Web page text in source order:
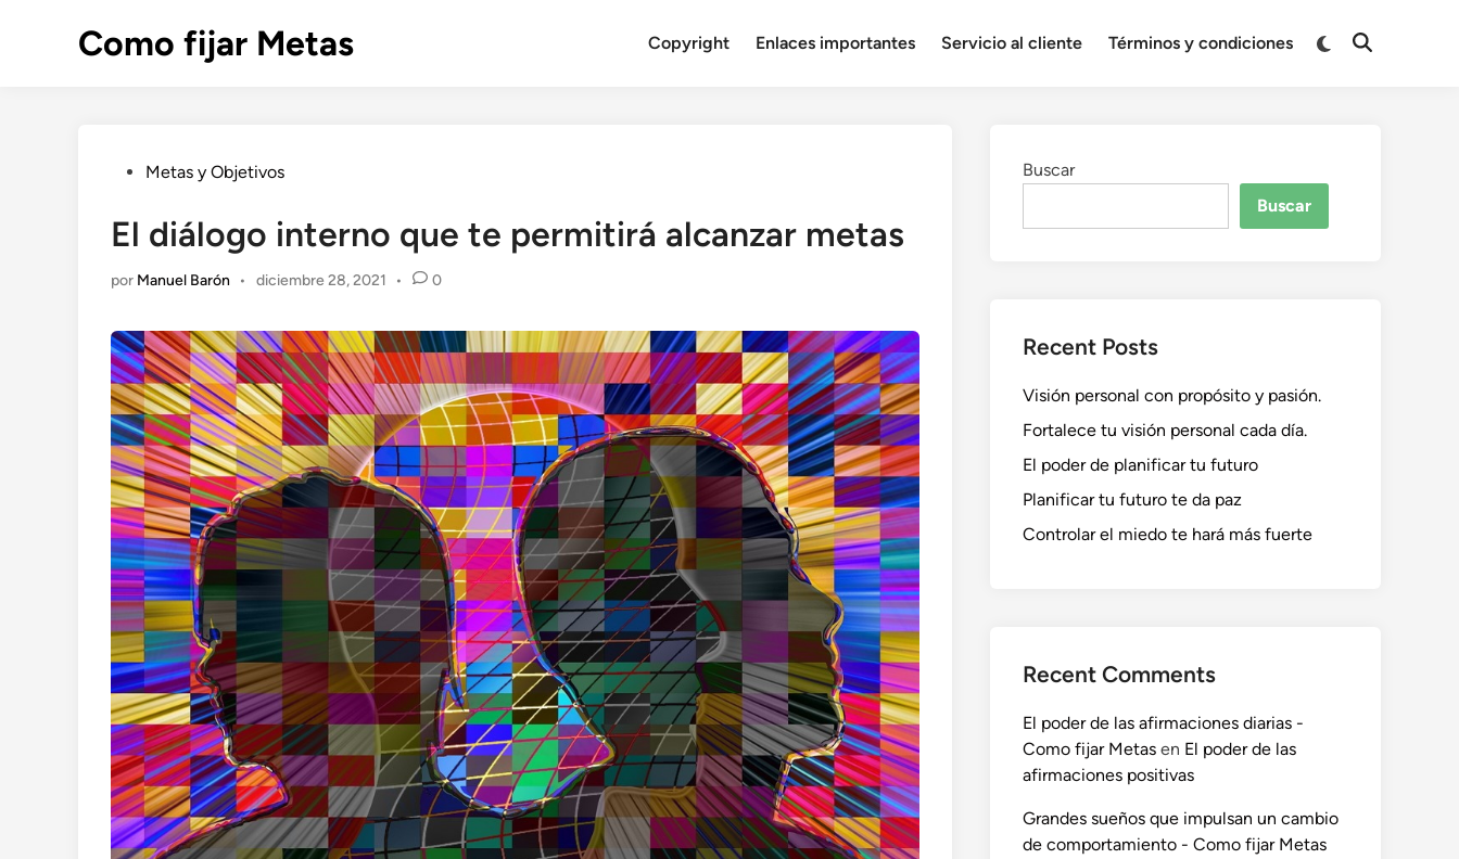
Como fijar Metas Copyright Enlaces importantes Servicio al cliente Términos y condiciones
Cambiar
Abrir
Publicado
Metas y Objetivos
El diálogo interno que te permitirá alcanzar metas
por Manuel Barón • diciembre 28, 2021 • 0
Buscar
Buscar
Recent Posts
Visión personal con propósito y pasión.
Fortalece tu visión personal cada día.
El poder de planificar tu futuro
Planificar tu futuro te da paz
Controlar el miedo te hará más fuerte
Recent Comments
El poder de las afirmaciones diarias -
Como fijar Metas en El poder de las
afirmaciones positivas
Grandes sueños que impulsan un cambio
de comportamiento - Como fijar Metas